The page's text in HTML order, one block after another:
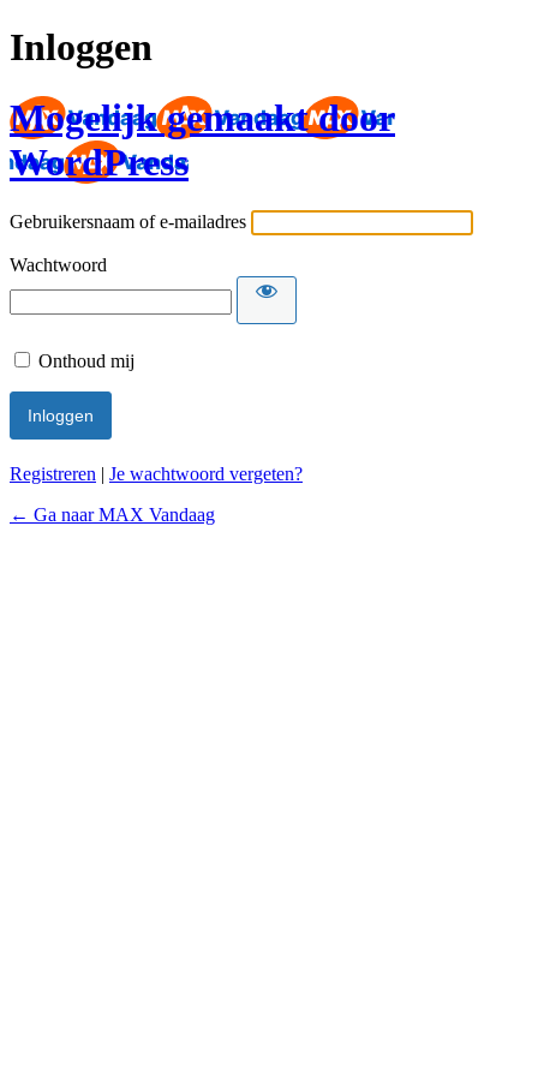
Inloggen
Mogelijk gemaakt door
WordPress
Gebruikersnaam of e-mailadres
Wachtwoord
Onthoud mij
Registreren | Je wachtwoord vergeten?
← Ga naar MAX Vandaag